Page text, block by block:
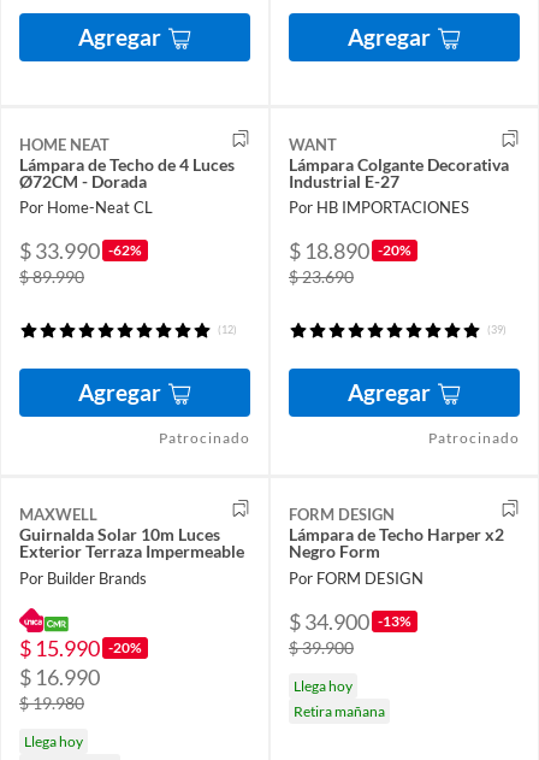
Agregar Agregar
HOME NEAT
Lámpara de Techo de 4 Luces
Ø72CM - Dorada
Por Home-Neat CL
$ 33.990 -62%
$ 89.990
(12)
Agregar
Patrocinado
WANT
Lámpara Colgante Decorativa
Industrial E-27
Por HB IMPORTACIONES
$ 18.890 -20%
$ 23.690
(39)
Agregar
Patrocinado
MAXWELL
Guirnalda Solar 10m Luces
Exterior Terraza Impermeable
Por Builder Brands
$ 15.990 -20%
$ 16.990
$ 19.980
Llega hoy
FORM DESIGN
Lámpara de Techo Harper x2
Negro Form
Por FORM DESIGN
$ 34.900 -13%
$ 39.900
Llega hoy
Retira mañana